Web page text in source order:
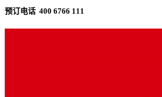
预订电话 400 6766 111